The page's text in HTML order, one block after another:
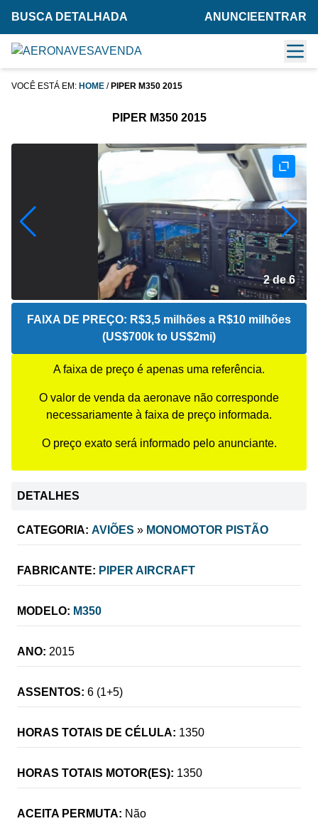
BUSCA DETALHADA ANUNCIE ENTRAR
VOCÊ ESTÁ EM: HOME / PIPER M350 2015
PIPER M350 2015
2 de 6
FAIXA DE PREÇO: R$3,5 milhões a R$10 milhões
(US$700k to US$2mi)
A faixa de preço é apenas uma referência.
O valor de venda da aeronave não corresponde
necessariamente à faixa de preço informada.
O preço exato será informado pelo anunciante.
DETALHES
CATEGORIA: AVIÕES » MONOMOTOR PISTÃO
FABRICANTE: PIPER AIRCRAFT
MODELO: M350
ANO: 2015
ASSENTOS: 6 (1+5)
HORAS TOTAIS DE CÉLULA: 1350
HORAS TOTAIS MOTOR(ES): 1350
ACEITA PERMUTA: Não